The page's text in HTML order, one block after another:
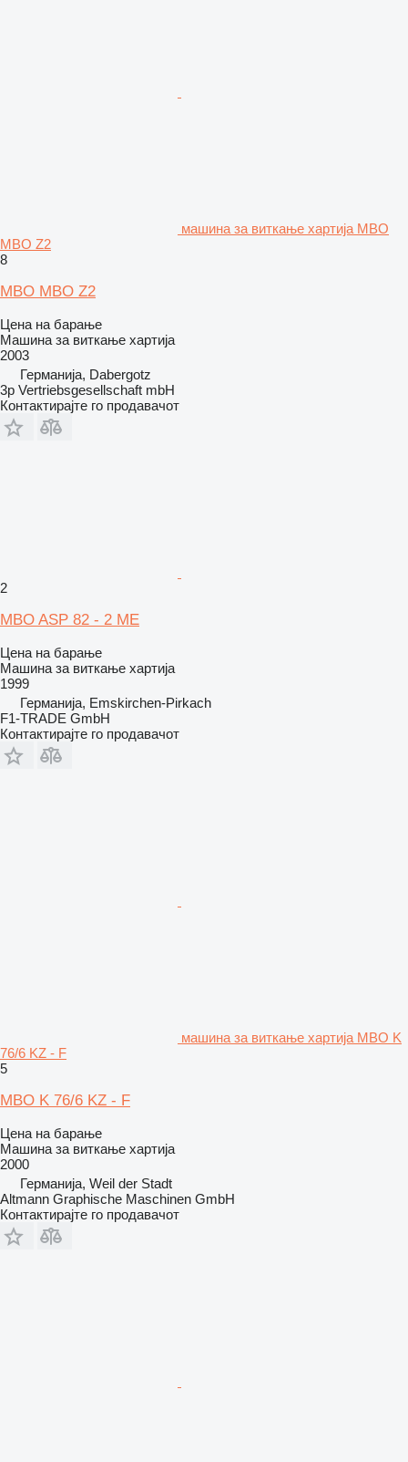
машина за виткање хартија MBO
MBO Z2
8
MBO MBO Z2
Цена на барање
Машина за виткање хартија
2003
Германија, Dabergotz
3p Vertriebsgesellschaft mbH
Контактирајте го продавачот
2
MBO ASP 82 - 2 ME
Цена на барање
Машина за виткање хартија
1999
Германија, Emskirchen-Pirkach
F1-TRADE GmbH
Контактирајте го продавачот
машина за виткање хартија MBO K
76/6 KZ - F
5
MBO K 76/6 KZ - F
Цена на барање
Машина за виткање хартија
2000
Германија, Weil der Stadt
Altmann Graphische Maschinen GmbH
Контактирајте го продавачот